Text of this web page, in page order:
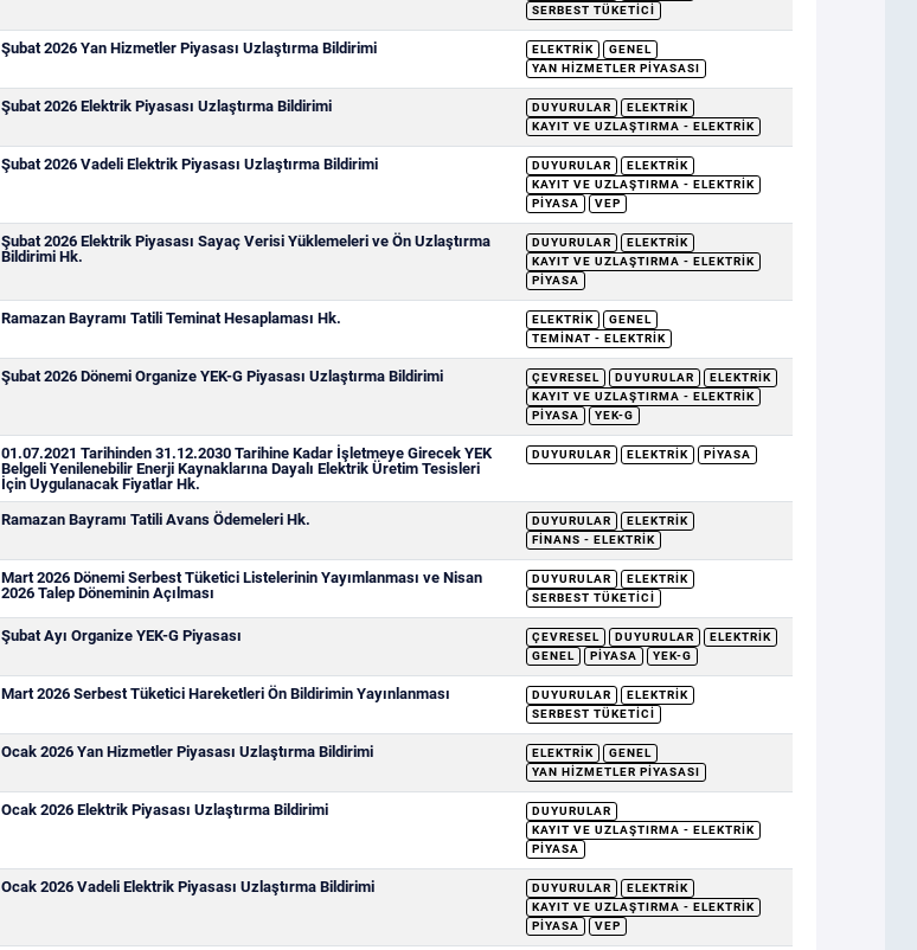
SERBEST TÜKETICI
Şubat 2026 Yan Hizmetler Piyasası Uzlaştırma Bildirimi ELEKTRIK
GENEL
YAN HIZMETLER PIYASASI
Şubat 2026 Elektrik Piyasası Uzlaştırma Bildirimi DUYURULAR
ELEKTRIK
KAYIT VE UZLAŞTIRMA - ELEKTRIK
Şubat 2026 Vadeli Elektrik Piyasası Uzlaştırma Bildirimi DUYURULAR
ELEKTRIK
KAYIT VE UZLAŞTIRMA - ELEKTRIK
PIYASA
VEP
Şubat 2026 Elektrik Piyasası Sayaç Verisi Yüklemeleri ve Ön Uzlaştırma
Bildirimi Hk.
DUYURULAR
ELEKTRIK
KAYIT VE UZLAŞTIRMA - ELEKTRIK
PIYASA
Ramazan Bayramı Tatili Teminat Hesaplaması Hk. ELEKTRIK
GENEL
TEMINAT - ELEKTRIK
Şubat 2026 Dönemi Organize YEK-G Piyasası Uzlaştırma Bildirimi ÇEVRESEL DUYURULAR
ELEKTRIK
KAYIT VE UZLAŞTIRMA - ELEKTRIK
PIYASA
YEK-G
01.07.2021 Tarihinden 31.12.2030 Tarihine Kadar İşletmeye Girecek YEK
Belgeli Yenilenebilir Enerji Kaynaklarına Dayalı Elektrik Üretim Tesisleri
İçin Uygulanacak Fiyatlar Hk.
DUYURULAR ELEKTRIK PIYASA
Ramazan Bayramı Tatili Avans Ödemeleri Hk. DUYURULAR
ELEKTRIK
FINANS - ELEKTRIK
Mart 2026 Dönemi Serbest Tüketici Listelerinin Yayımlanması ve Nisan
2026 Talep Döneminin Açılması
DUYURULAR
ELEKTRIK
SERBEST TÜKETICI
Şubat Ayı Organize YEK-G Piyasası ÇEVRESEL DUYURULAR
ELEKTRIK
GENEL
PIYASA YEK-G
Mart 2026 Serbest Tüketici Hareketleri Ön Bildirimin Yayınlanması DUYURULAR
ELEKTRIK
SERBEST TÜKETICI
Ocak 2026 Yan Hizmetler Piyasası Uzlaştırma Bildirimi ELEKTRIK
GENEL
YAN HIZMETLER PIYASASI
Ocak 2026 Elektrik Piyasası Uzlaştırma Bildirimi
DUYURULAR
KAYIT VE UZLAŞTIRMA - ELEKTRIK
PIYASA
Ocak 2026 Vadeli Elektrik Piyasası Uzlaştırma Bildirimi DUYURULAR
ELEKTRIK
KAYIT VE UZLAŞTIRMA - ELEKTRIK
PIYASA
VEP